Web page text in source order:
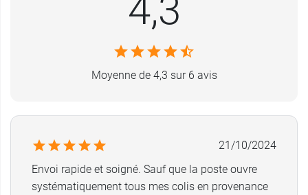
4,3
Moyenne de 4,3 sur 6 avis
21/10/2024
Envoi rapide et soigné. Sauf que la poste ouvre
systématiquement tous mes colis en provenance